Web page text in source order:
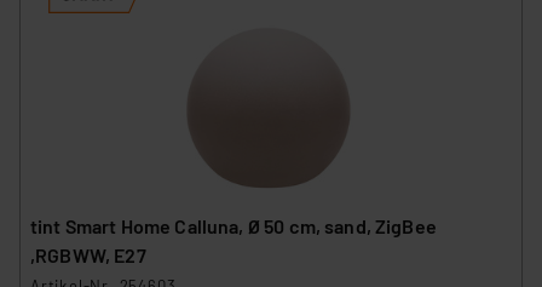
tint Smart Home Calluna, Ø 50 cm, sand, ZigBee
,RGBWW, E27